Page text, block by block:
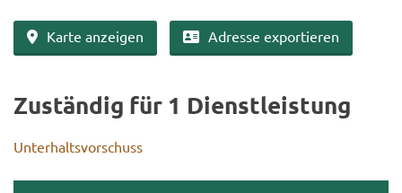
Karte an­zei­gen Adres­se ex­por­tie­ren
Zu­stän­dig für 1 Dienst­leis­tung
Un­ter­halts­vor­schuss